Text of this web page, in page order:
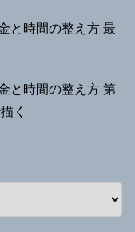
と時間の整え方 最
と時間の整え方 第
く